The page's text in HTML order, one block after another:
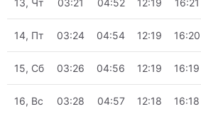
13, Чт 03:21 04:52 12:19 16:21
14, Пт 03:24 04:54 12:19 16:20
15, Сб 03:26 04:56 12:19 16:19
16, Вс 03:28 04:57 12:18 16:18